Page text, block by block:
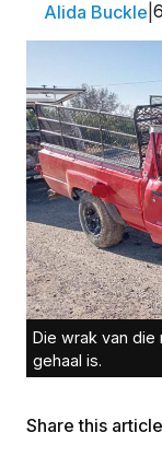
Alida Buckle
Die wrak van
gehaal is.
Share this